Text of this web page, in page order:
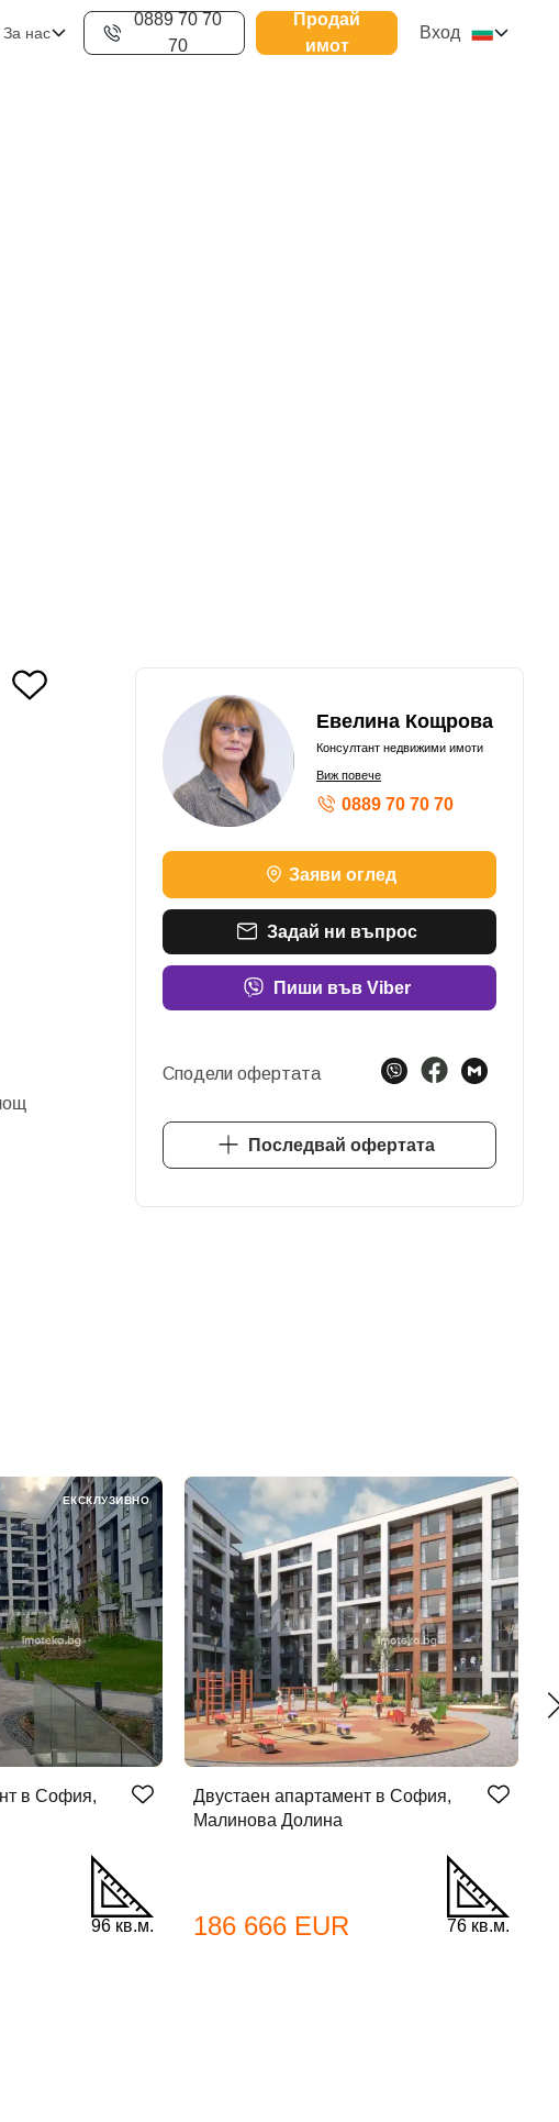
За нас
0889 70 70
70
Продай
имот
Вход
Евелина Кощрова
Консултант недвижими имоти
Виж повече
0889 70 70 70
Заяви оглед
Задай ни въпрос
Пиши във Viber
Сподели офертата
Последвай офертата
в София,
96 кв.м.
ЕКСКЛУЗИВНО
Двустаен апартамент в София,
Малинова Долина
186 666 EUR 76 кв.м.